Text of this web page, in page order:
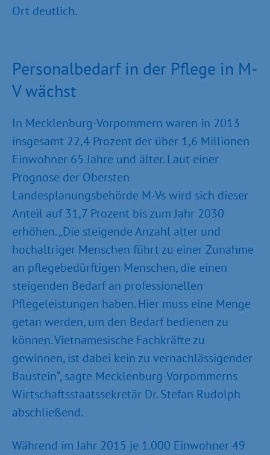
Ort deutlich.
Personalbedarf in der Pflege in M-
V wächst
In Mecklenburg-Vorpommern waren in 2013
insgesamt 22,4 Prozent der über 1,6 Millionen
Einwohner 65 Jahre und älter. Laut einer
Prognose der Obersten
Landesplanungsbehörde M-Vs wird sich dieser
Anteil auf 31,7 Prozent bis zum Jahr 2030
erhöhen. „Die steigende Anzahl alter und
hochaltriger Menschen führt zu einer Zunahme
an pflegebedürftigen Menschen, die einen
steigenden Bedarf an professionellen
Pflegeleistungen haben. Hier muss eine Menge
getan werden, um den Bedarf bedienen zu
können. Vietnamesische Fachkräfte zu
gewinnen, ist dabei kein zu vernachlässigender
Baustein“, sagte Mecklenburg-Vorpommerns
Wirtschaftsstaatssekretär Dr. Stefan Rudolph
abschließend.
Während im Jahr 2015 je 1.000 Einwohner 49